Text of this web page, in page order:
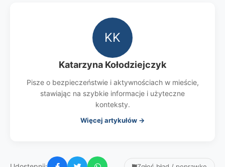
KK
Katarzyna Kołodziejczyk
Pisze o bezpieczeństwie i aktywnościach w mieście,
stawiając na szybkie informacje i użyteczne
konteksty.
Więcej artykułów →